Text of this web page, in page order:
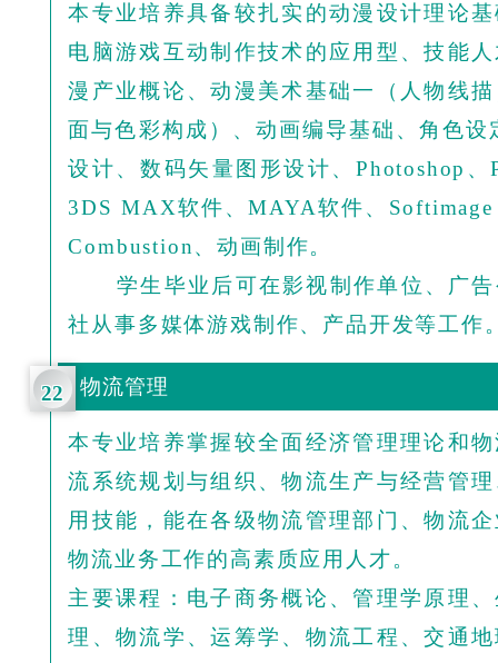
本专业培养具备较扎实的动漫设计理论
电脑游戏互动制作技术的应用型、技能
漫产业概论、动漫美术基础一（人物线
面与色彩构成）、动画编导基础、角色
设计、数码矢量图形设计、Photoshop
3DS MAX软件、MAYA软件、
Combustion、动画制作。
学生毕业后可在影视制作单位、广告
社从事多媒体游戏制作、产品开发等工作
22 物流管理
本专业培养掌握较全面经济管理理论和
流系统规划与组织、物流生产与经营管
用技能，能在各级物流管理部门、物流
物流业务工作的高素质应用人才。
主要课程：电子商务概论、管理学原理
理、物流学、运筹学、物流工程、交通